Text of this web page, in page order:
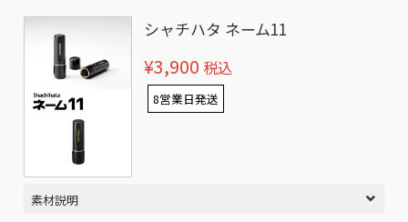
シャチハタ ネーム11
¥3,900 税込
8営業日発送
素材説明